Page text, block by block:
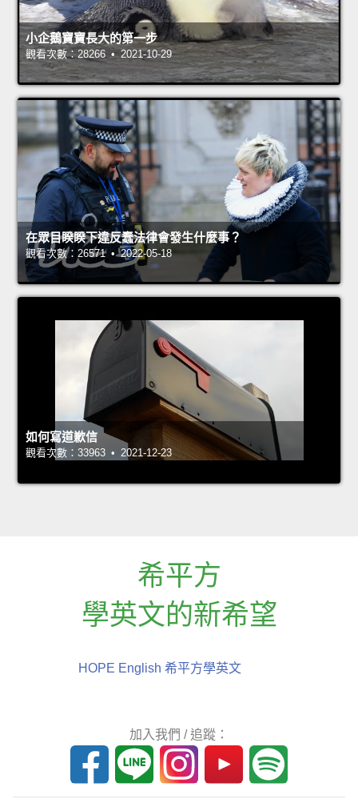
小企鵝寶寶長大的第一步
觀看次數：28266 • 2021-10-29
在眾目睽睽下違反蠢法律會發生什麼事？
觀看次數：26571 • 2022-05-18
如何寫道歉信
觀看次數：33963 • 2021-12-23
希平方
學英文的新希望
HOPE English 希平方學英文
加入我們 / 追蹤：